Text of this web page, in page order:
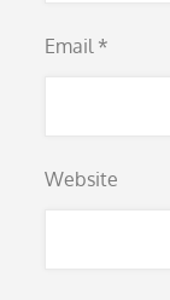
Email *
Website